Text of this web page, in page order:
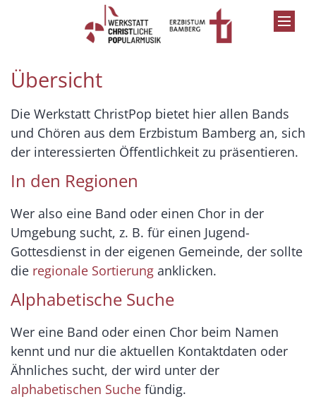
Zum Inhalt springen
Übersicht
Die Werkstatt ChristPop bietet hier allen Bands
und Chören aus dem Erzbistum Bamberg an, sich
der interessierten Öffentlichkeit zu präsentieren.
In den Regionen
Wer also eine Band oder einen Chor in der
Umgebung sucht, z. B. für einen Jugend-
Gottesdienst in der eigenen Gemeinde, der sollte
die regionale Sortierung anklicken.
Alphabetische Suche
Wer eine Band oder einen Chor beim Namen
kennt und nur die aktuellen Kontaktdaten oder
Ähnliches sucht, der wird unter der
alphabetischen Suche fündig.